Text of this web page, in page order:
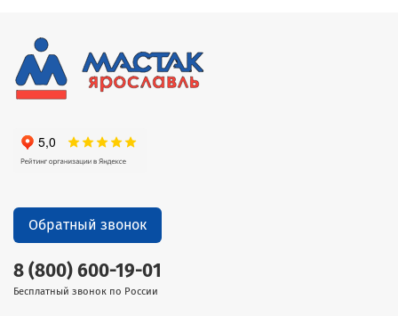
8 (800) 600-19-01
Бесплатный звонок по России
Обратный звонок